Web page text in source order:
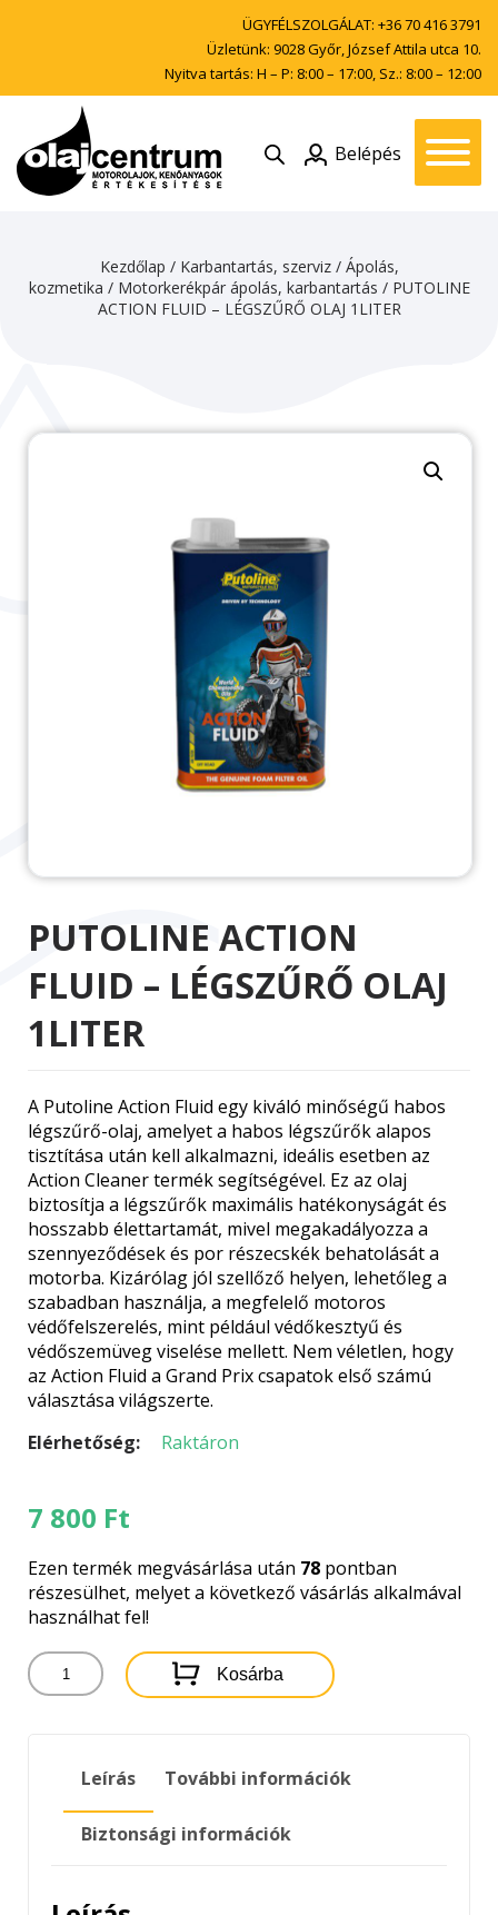
ÜGYFÉLSZOLGÁLAT: +36 70 416 3791
Üzletünk: 9028 Győr, József Attila utca 10.
Nyitva tartás: H – P: 8:00 – 17:00, Sz.: 8:00 – 12:00
Belépés
Kezdőlap / Karbantartás, szerviz/ Ápolás,
kozmetika / Motorkerékpár ápolás, karbantartás / PUTOLINE
ACTION FLUID – LÉGSZŰRŐ OLAJ 1LITER
PUTOLINE ACTION
FLUID – LÉGSZŰRŐ OLAJ
1LITER
A Putoline Action Fluid egy kiváló minőségű habos
légszűrő-olaj, amelyet a habos légszűrők alapos
tisztítása után kell alkalmazni, ideális esetben az
Action Cleaner termék segítségével. Ez az olaj
biztosítja a légszűrők maximális hatékonyságát és
hosszabb élettartamát, mivel megakadályozza a
szennyeződések és por részecskék behatolását a
motorba. Kizárólag jól szellőző helyen, lehetőleg a
szabadban használja, a megfelelő motoros
védőfelszerelés, mint például védőkesztyű és
védőszemüveg viselése mellett. Nem véletlen, hogy
az Action Fluid a Grand Prix csapatok első számú
választása világszerte.
Elérhetőség:
Raktáron
7 800 Ft
Ezen termék megvásárlása után 78 pontban
részesülhet, melyet a következő vásárlás alkalmával
használhat fel!
PUTOLINE
ACTION
1LITER
mennyiség
Kosárba
Leírás További információk
Biztonsági információk